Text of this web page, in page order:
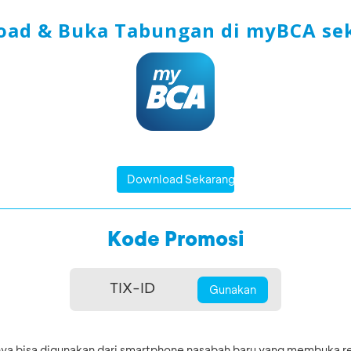
& Buka Tabungan di myBCA
Download Sekarang
Kode Promosi
Gunakan